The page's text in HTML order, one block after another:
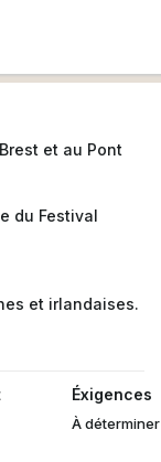
et au Pont
du Festival
et irlandaises.
Éxigences
À déterminer